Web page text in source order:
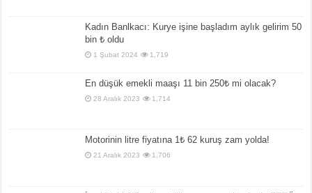
Kadın Banlkacı: Kurye işine başladım aylık gelirim 50
bin ₺ oldu
1 Şubat 2024 1,719
En düşük emekli maaşı 11 bin 250₺ mi olacak?
28 Aralık 2023 1,714
Motorinin litre fiyatına 1₺ 62 kuruş zam yolda!
21 Aralık 2023 1,706